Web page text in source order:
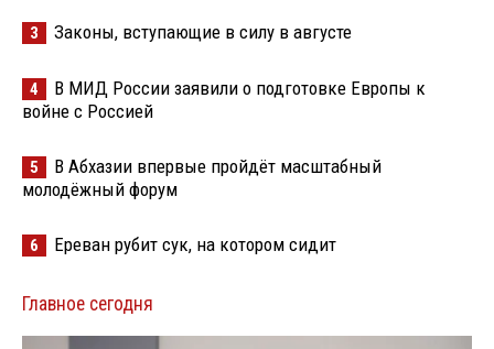
3 Законы, вступающие в силу в августе
4
В МИД России заявили о подготовке Европы к
войне с Россией
5
В Абхазии впервые пройдёт масштабный
молодёжный форум
6 Ереван рубит сук, на котором сидит
Главное сегодня